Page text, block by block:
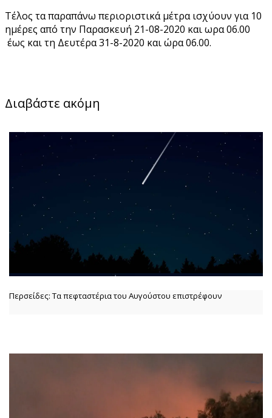
Τέλος τα παραπάνω περιοριστικά μέτρα ισχύουν για 10
ημέρες από την Παρασκευή 21-08-2020 και ωρα 06.00
έως και τη Δευτέρα 31-8-2020 και ώρα 06.00.
Διαβάστε ακόμη
Περσείδες: Τα πεφταστέρια του Αυγούστου επιστρέφουν